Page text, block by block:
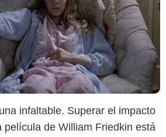
infaltable. Superar el impacto
película de William Friedkin está